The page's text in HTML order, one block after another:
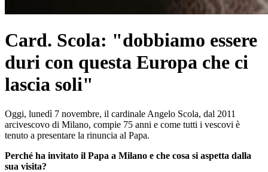
Card. Scola: "dobbiamo essere
duri con questa Europa che ci
lascia soli"
Oggi, lunedì 7 novembre, il cardinale Angelo Scola, dal 2011
arcivescovo di Milano, compie 75 anni e come tutti i vescovi è
tenuto a presentare la rinuncia al Papa.
Perché ha invitato il Papa a Milano e che cosa si aspetta dalla
sua visita?